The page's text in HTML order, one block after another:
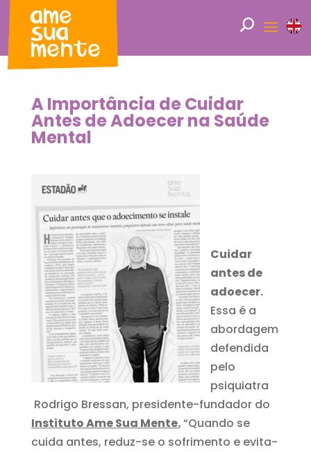
A Importância de Cuidar
Antes de Adoecer na Saúde
Mental
Cuidar
antes de
adoecer.
Essa é a
abordagem
defendida
pelo
psiquiatra
Rodrigo Bressan, presidente-fundador do
Instituto Ame Sua Mente.“Quando se
cuida antes, reduz-se o sofrimento e evita-